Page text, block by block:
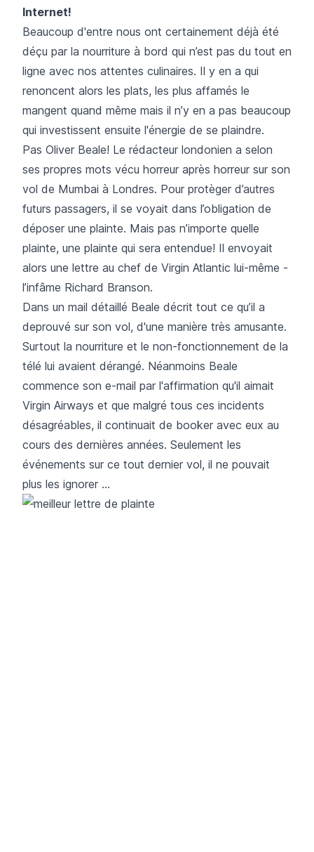
Internet!
Beaucoup d'entre nous ont certainement déjà été
déçu par la nourriture à bord qui n’est pas du tout en
ligne avec nos attentes culinaires. Il y en a qui
renoncent alors les plats, les plus affamés le
mangent quand même mais il n’y en a pas beaucoup
qui investissent ensuite l'énergie de se plaindre.
Pas Oliver Beale! Le rédacteur londonien a selon
ses propres mots vécu horreur après horreur sur son
vol de Mumbai à Londres. Pour protèger d’autres
futurs passagers, il se voyait dans l’obligation de
déposer une plainte. Mais pas n’importe quelle
plainte, une plainte qui sera entendue! Il envoyait
alors une lettre au chef de Virgin Atlantic lui-même -
l’infâme Richard Branson.
Dans un mail détaillé Beale décrit tout ce qu’il a
deprouvé sur son vol, d'une manière très amusante.
Surtout la nourriture et le non-fonctionnement de la
télé lui avaient dérangé. Néanmoins Beale
commence son e-mail par l'affirmation qu'il aimait
Virgin Airways et que malgré tous ces incidents
désagréables, il continuait de booker avec eux au
cours des dernières années. Seulement les
événements sur ce tout dernier vol, il ne pouvait
plus les ignorer …